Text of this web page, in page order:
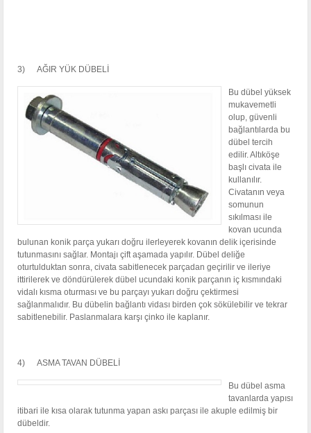
3) AĞIR YÜK DÜBELİ
Bu dübel yüksek
mukavemetli
olup, güvenli
bağlantılarda bu
dübel tercih
edilir. Altıköşe
başlı civata ile
kullanılır.
Civatanın veya
somunun
sıkılması ile
kovan ucunda
bulunan konik parça yukarı doğru ilerleyerek kovanın delik içerisinde
tutunmasını sağlar. Montajı çift aşamada yapılır. Dübel deliğe
oturtulduktan sonra, civata sabitlenecek parçadan geçirilir ve ileriye
ittirilerek ve döndürülerek dübel ucundaki konik parçanın iç kısmındaki
vidalı kısma oturması ve bu parçayı yukarı doğru çektirmesi
sağlanmalıdır. Bu dübelin bağlantı vidası birden çok sökülebilir ve tekrar
sabitlenebilir. Paslanmalara karşı çinko ile kaplanır.
4) ASMA TAVAN DÜBELİ
Bu dübel asma
tavanlarda yapısı
itibari ile kısa olarak tutunma yapan askı parçası ile akuple edilmiş bir
dübeldir.